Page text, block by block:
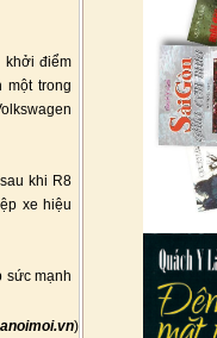
khởi điểm
một trong
khi R8
xe hiệu
sức mạnh
)